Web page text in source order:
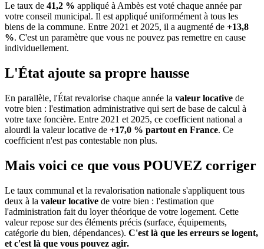
Le taux de 41,2 % appliqué à Ambès est voté chaque année par
votre conseil municipal. Il est appliqué uniformément à tous les
biens de la commune. Entre 2021 et 2025, il a augmenté de +13,8
%. C'est un paramètre que vous ne pouvez pas remettre en cause
individuellement.
L'État ajoute sa propre hausse
En parallèle, l'État revalorise chaque année la valeur locative de
votre bien : l'estimation administrative qui sert de base de calcul à
votre taxe foncière. Entre 2021 et 2025, ce coefficient national a
alourdi la valeur locative de +17,0 % partout en France. Ce
coefficient n'est pas contestable non plus.
Mais voici ce que vous POUVEZ corriger
Le taux communal et la revalorisation nationale s'appliquent tous
deux à la valeur locative de votre bien : l'estimation que
l'administration fait du loyer théorique de votre logement. Cette
valeur repose sur des éléments précis (surface, équipements,
catégorie du bien, dépendances). C'est là que les erreurs se logent,
et c'est là que vous pouvez agir.